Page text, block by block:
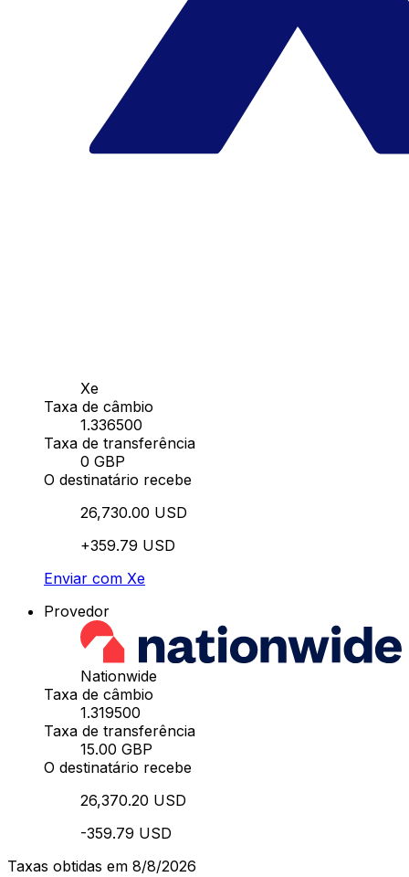
Xe
Taxa de câmbio
1.336500
Taxa de transferência
0 GBP
O destinatário recebe
26,730.00 USD
+359.79 USD
Enviar com Xe
Provedor
Nationwide
Taxa de câmbio
1.319500
Taxa de transferência
15.00 GBP
O destinatário recebe
26,370.20 USD
-359.79 USD
Taxas obtidas em 8/8/2026